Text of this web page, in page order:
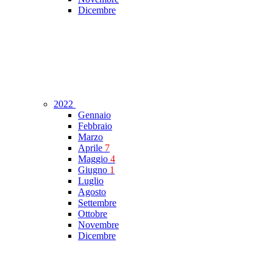
Dicembre
2022
Gennaio
Febbraio
Marzo
Aprile 7
Maggio 4
Giugno 1
Luglio
Agosto
Settembre
Ottobre
Novembre
Dicembre